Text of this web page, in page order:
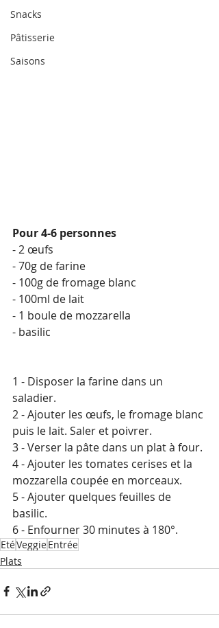
Snacks
Pâtisserie
Saisons
Pour 4-6 personnes
- 2 œufs
- 70g de farine
- 100g de fromage blanc
- 100ml de lait
- 1 boule de mozzarella
- basilic
1 - Disposer la farine dans un
saladier.
2 - Ajouter les œufs, le fromage blanc
puis le lait. Saler et poivrer.
3 - Verser la pâte dans un plat à four.
4 - Ajouter les tomates cerises et la
mozzarella coupée en morceaux.
5 - Ajouter quelques feuilles de
basilic.
6 - Enfourner 30 minutes à 180°.
EtéVeggieEntrée
Plats